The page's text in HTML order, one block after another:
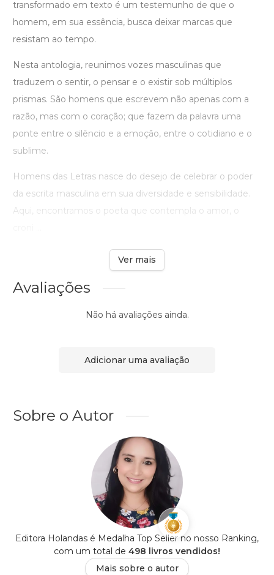
transformado em texto é um testemunho de que o
homem, em sua essência, busca deixar marcas que
resistam ao tempo.
Nesta antologia, reunimos vozes masculinas que
traduzem o sentir, o pensar e o existir sob múltiplos
prismas. São homens que escrevem não apenas com a
razão, mas com o coração; que fazem da palavra uma
ponte entre o silêncio e a emoção, entre o cotidiano e o
sublime.
Homens das Letras nasce do desejo de celebrar o poder
da escrita masculina em sua diversidade e sensibilidade.
Aqui, encontramos o poeta que contempla o amor, o
Ver mais
Avaliações
Não há avaliações ainda.
Adicionar uma avaliação
Sobre o Autor
Editora Holandas é Medalha Top Seller no nosso Ranking,
com um total de 498 livros vendidos!
Mais sobre o autor